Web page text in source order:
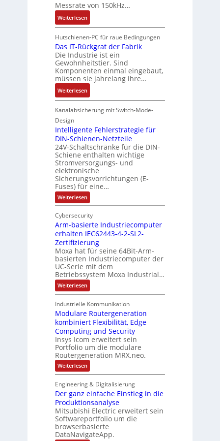
f
t
o
m
a
t
i
o
n
g
e
w
ä
h
t
h
u
t
l
a
c
k
b
s
c
h
t
u
n
g
f
ü
r
a
u
e
U
m
g
e
b
u
n
g
e
n
g
s
c
a
l
t
u
n
r
i
e
l
o
s
e
M
u
l
i
u
r
n
-
K
i
t
E
n
c
o
d
e
r
Messrate von 150kHz…
Weiterlesen:
V
e
r
b
e
s
s
e
r
t
L
a
s
e
r
t
r
a
n
g
u
l
a
i
o
n
Hutschienen-PC für raue Bedingungen
Das IT-Rückgrat der Fabrik
Die Industrie ist ein
Gewohnheitstier. Sind
Komponenten einmal eingebaut,
müssen sie jahrelang ihre…
Weiterlesen:
D
a
I
T
-
R
ü
c
k
g
r
a
d
e
r
F
a
b
r
i
k
Kanalabsicherung mit Switch-Mode-
Design
Intelligente Fehlerstrategie für
DIN-Schienen-Netzteile
24V-Schaltschränke für die DIN-
Schiene enthalten wichtige
Stromversorgungs- und
elektronische
Sicherungsvorrichtungen (E-
Fuses) für eine…
Weiterlesen:
I
t
e
l
l
i
g
e
n
t
e
F
e
l
e
r
s
t
r
a
t
e
g
i
e
f
ü
r
D
I
N
-
S
Cybersecurity
Arm-basierte Industriecomputer
erhalten IEC62443-4-2-SL2-
Zertifizierung
Moxa hat für seine 64Bit-Arm-
basierten Industriecomputer der
UC-Serie mit dem
Betriebssystem Moxa Industrial…
Weiterlesen:
A
m
-
b
a
s
i
e
r
t
e
I
n
d
u
s
t
r
i
e
c
Industrielle Kommunikation
Modulare Routergeneration
kombiniert Flexibilität, Edge
Computing und Security
Insys Icom erweitert sein
Portfolio um die modulare
Routergeneration MRX.neo.
Weiterlesen:
M
d
u
l
a
r
e
R
o
Engineering & Digitalisierung
Der ganz einfache Einstieg in die
Produktionsanalyse
Mitsubishi Electric erweitert sein
Softwareportfolio um die
browserbasierte
DataNavigateApp.